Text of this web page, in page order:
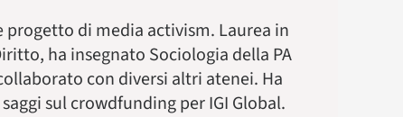
di media activism. Laurea in
ha insegnato Sociologia della PA
con diversi altri atenei. Ha
sul crowdfunding per IGI Global.